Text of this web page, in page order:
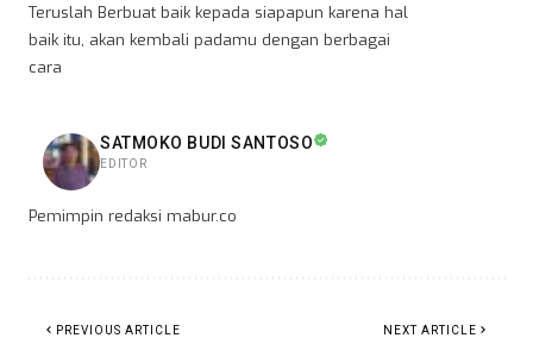
Teruslah Berbuat baik kepada siapapun karena hal
baik itu, akan kembali padamu dengan berbagai
cara
SATMOKO BUDI SANTOSO
EDITOR
Pemimpin redaksi mabur.co
PREVIOUS ARTICLE NEXT ARTICLE